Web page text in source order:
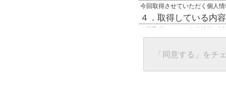
今回取得させていただく個人
４．取得している内
今回取得している個人情報は
任意の名前
グローバルIPアドレス
接続ホスト情報
５．個人情報に関す
「同意する」をチ